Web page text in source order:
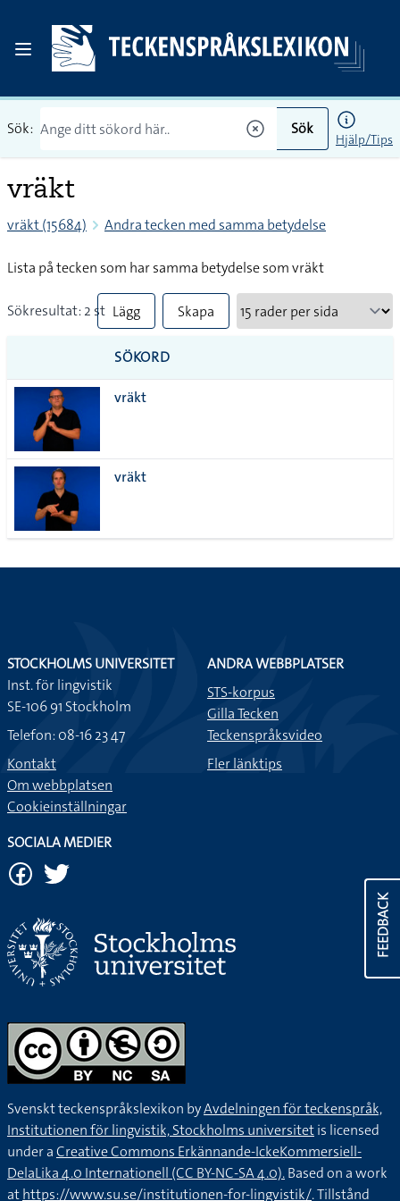
Sök: Sök
Hjälp/Tips
vräkt
vräkt (15684) Andra tecken med samma betydelse
Lista på tecken som har samma betydelse som vräkt
Sökresultat: 2 st Lägg
till
alla i
Skapa
SÖKORD
vräkt
vräkt
FEEDBACK
STOCKHOLMS UNIVERSITET
Inst. för lingvistik
SE-106 91 Stockholm
Telefon: 08-16 23 47
Kontakt
Om webbplatsen
Cookieinställningar
ANDRA WEBBPLATSER
STS-korpus
Gilla Tecken
Teckenspråksvideo
Fler länktips
SOCIALA MEDIER
Svenskt teckenspråkslexikon byAvdelningen för teckenspråk,
Institutionen för lingvistik, Stockholms universitetis licensed
under aCreative Commons Erkännande-IckeKommersiell-
DelaLika 4.0 Internationell (CC BY-NC-SA 4.0).Based on a work
athttps://www.su.se/institutionen-for-lingvistik/. Tillstånd